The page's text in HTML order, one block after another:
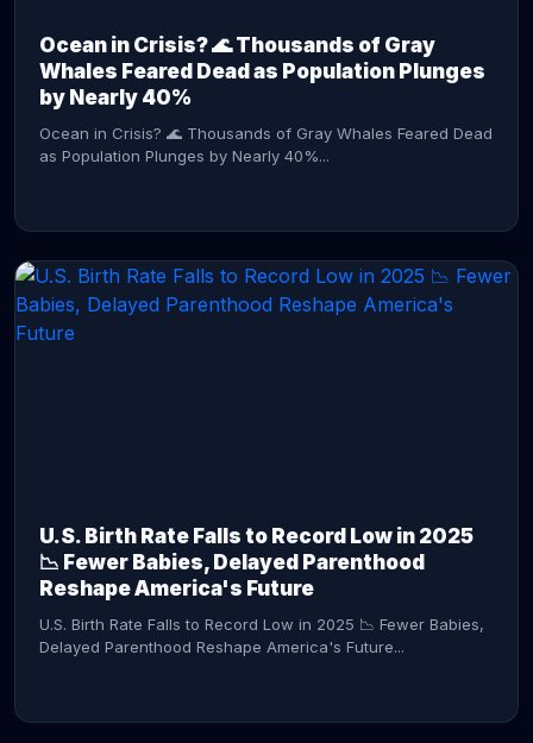
Ocean in Crisis? 🌊 Thousands of Gray
Whales Feared Dead as Population Plunges
by Nearly 40%
Ocean in Crisis? 🌊 Thousands of Gray Whales Feared Dead
as Population Plunges by Nearly 40%...
U.S. Birth Rate Falls to Record Low in 2025
📉 Fewer Babies, Delayed Parenthood
Reshape America's Future
U.S. Birth Rate Falls to Record Low in 2025 📉 Fewer Babies,
Delayed Parenthood Reshape America's Future...